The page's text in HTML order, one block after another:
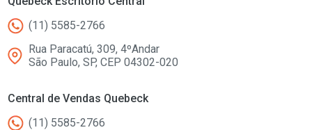
(11) 5585-2766
Rua Paracatú, 309, 4ºAndar
São Paulo, SP, CEP 04302-020
Central de Vendas Quebeck
(11) 5585-2766